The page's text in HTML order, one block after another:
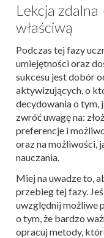
Lekcja zdalna
właściwą
Podczas tej fazy
umiejętności oraz
sukcesu jest dobór
aktywizujących, o
decydowania o tym,
zwróć uwagę na:
preferencje i
oraz na możliwości,
nauczania.
Miej na uwadze to,
przebieg tej fazy.
uwzględnij możliwe
o tym, że bardzo
opracuj metody,